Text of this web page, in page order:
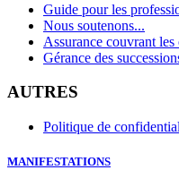
Guide pour les
Nous soutenons...
Assurance couvrant les
Gérance des
AUTRES
Politique de
MANIFESTATIONS